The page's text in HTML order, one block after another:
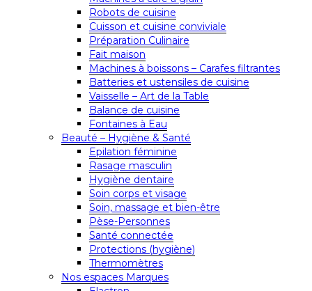
Robots de cuisine
Cuisson et cuisine conviviale
Préparation Culinaire
Fait maison
Machines à boissons – Carafes filtrantes
Batteries et ustensiles de cuisine
Vaisselle – Art de la Table
Balance de cuisine
Fontaines à Eau
Beauté – Hygiène & Santé
Epilation féminine
Rasage masculin
Hygiène dentaire
Soin corps et visage
Soin, massage et bien-être
Pèse-Personnes
Santé connectée
Protections (hygiène)
Thermomètres
Nos espaces Marques